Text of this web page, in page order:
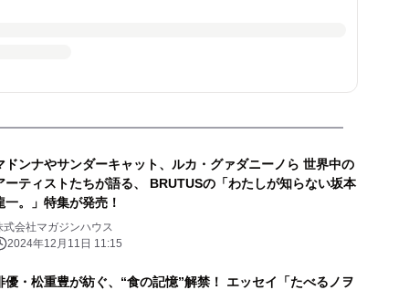
ドンナやサンダーキャット、ルカ・グァダニーノら 世界中の
ーティストたちが語る、 BRUTUSの「わたしが知らない坂本
一。」特集が発売！
式会社マガジンハウス
2024年12月11日 11:15
優・松重豊が紡ぐ、“食の記憶”解禁！ エッセイ「たべるノヲ